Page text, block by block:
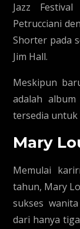
Jazz
Petrucciani
Shorter pada
Jim Hall.
Meskipun
adalah
tersedia untuk
Mary
Memulai
tahun, Mary
sukses
dari hanya